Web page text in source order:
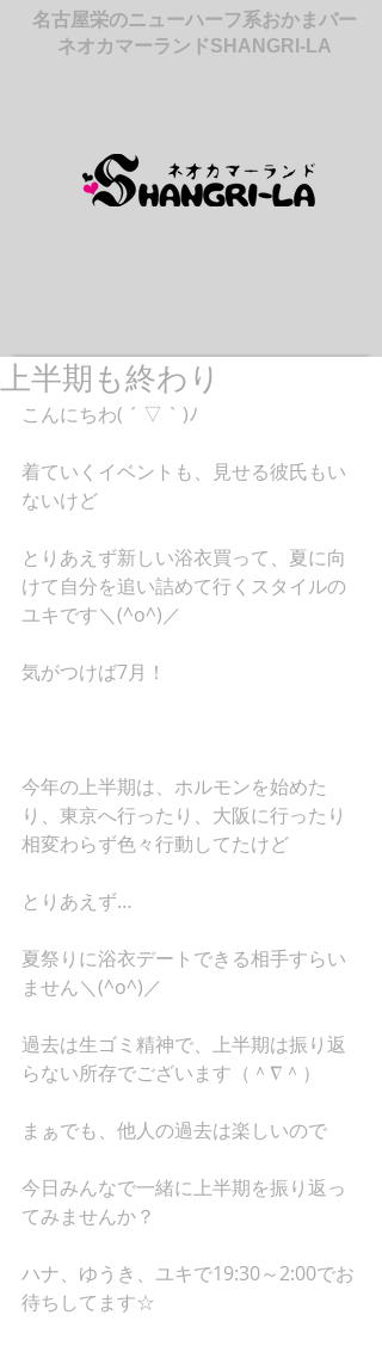
名古屋栄のニューハーフ系おかまバー
ネオカマーランドSHANGRI-LA
上半期も終わり
こんにちわ( ´ ▽ ` )ﾉ
着ていくイベントも、見せる彼氏もい
ないけど
とりあえず新しい浴衣買って、夏に向
けて自分を追い詰めて行くスタイルの
ユキです＼(^o^)／
気がつけば7月！
今年の上半期は、ホルモンを始めた
り、東京へ行ったり、大阪に行ったり
相変わらず色々行動してたけど
とりあえず…
夏祭りに浴衣デートできる相手すらい
ません＼(^o^)／
過去は生ゴミ精神で、上半期は振り返
らない所存でございます（＾∇＾）
まぁでも、他人の過去は楽しいので
今日みんなで一緒に上半期を振り返っ
てみませんか？
ハナ、ゆうき、ユキで19:30～2:00でお
待ちしてます☆